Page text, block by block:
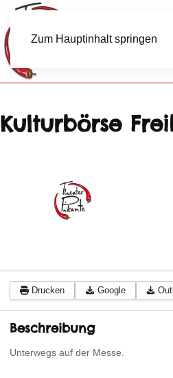
Zum Hauptinhalt springen
Kulturbörse
Drucken Google
Beschreibung
Unterwegs auf der Messe.